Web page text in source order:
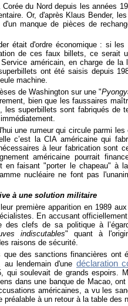
du Nord depuis les années
Or, d'après Klaus Bender,
manque de pièces de
était d'ordre économique : si les
de ces faux billets, ce serait
américain, en charge de
ont été saisis depuis
machine.
de Washington sur une "
bien que les faussaires
les superbillets sont fabriqués de
une rumeur qui circule parmi
c’est la CIA américaine qui
à leur fabrication sont
américaine pourrait
en faisant "porter le chapeau" à
nucléaire ne font pas
à une solution militaire
première apparition en 1989
En accusant
clefs de sa politique à
indiscutables" quant à
raisons de sécurité.
que des sanctions financières ont
lendemain d'une déclaration
qui soulevait de grands espoirs.
dans une banque de Macao,
américaines, a vu les
à un retour à la table des